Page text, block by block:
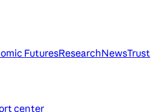
FuturesResearchNewsTrust
center